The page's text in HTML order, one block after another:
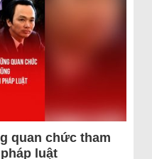
quan chức tham
luật